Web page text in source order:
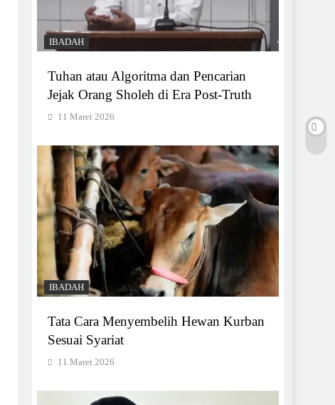
IBADAH
Tuhan atau Algoritma dan Pencarian
Jejak Orang Sholeh di Era Post-Truth
11 Maret 2026
IBADAH
Tata Cara Menyembelih Hewan Kurban
Sesuai Syariat
11 Maret 2026